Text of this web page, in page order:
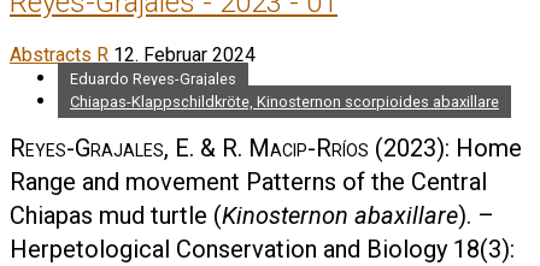
Abstracts R 12. Februar 2024
Eduardo Reyes-Grajales
Chiapas-Klappschildkröte, Kinosternon scorpioides abaxillare
Reyes-Grajales, E. & R. Macip-Rríos (2023): Home
Range and movement Patterns of the Central
Chiapas mud turtle (Kinosternon abaxillare). –
Herpetological Conservation and Biology 18(3):